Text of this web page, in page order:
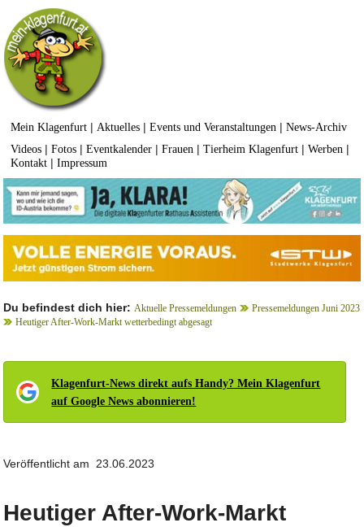
Mein Klagenfurt | Aktuelles |Events und Veranstaltungen |News-Archiv
Videos |Fotos |Eventkalender |Frauen |Tierheim Klagenfurt |Werben |
Kontakt |Impressum
Du befindest dich hier: Aktuelle Pressemeldungen
Pressemeldungen Juni 2023
Heutiger After-Work-Markt wetterbedingt abgesagt
Klagenfurt-News direkt aufs Handy? Mein Klagenfurt
auf Google News abonnieren!
Veröffentlicht am 23.06.2023
Heutiger After-Work-Markt